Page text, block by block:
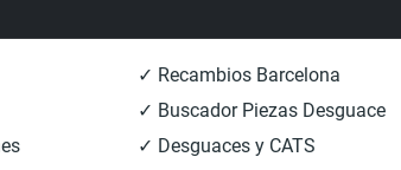
✓ Recambios Barcelona
✓ Buscador Piezas Desguace
✓ Desguaces y CATS